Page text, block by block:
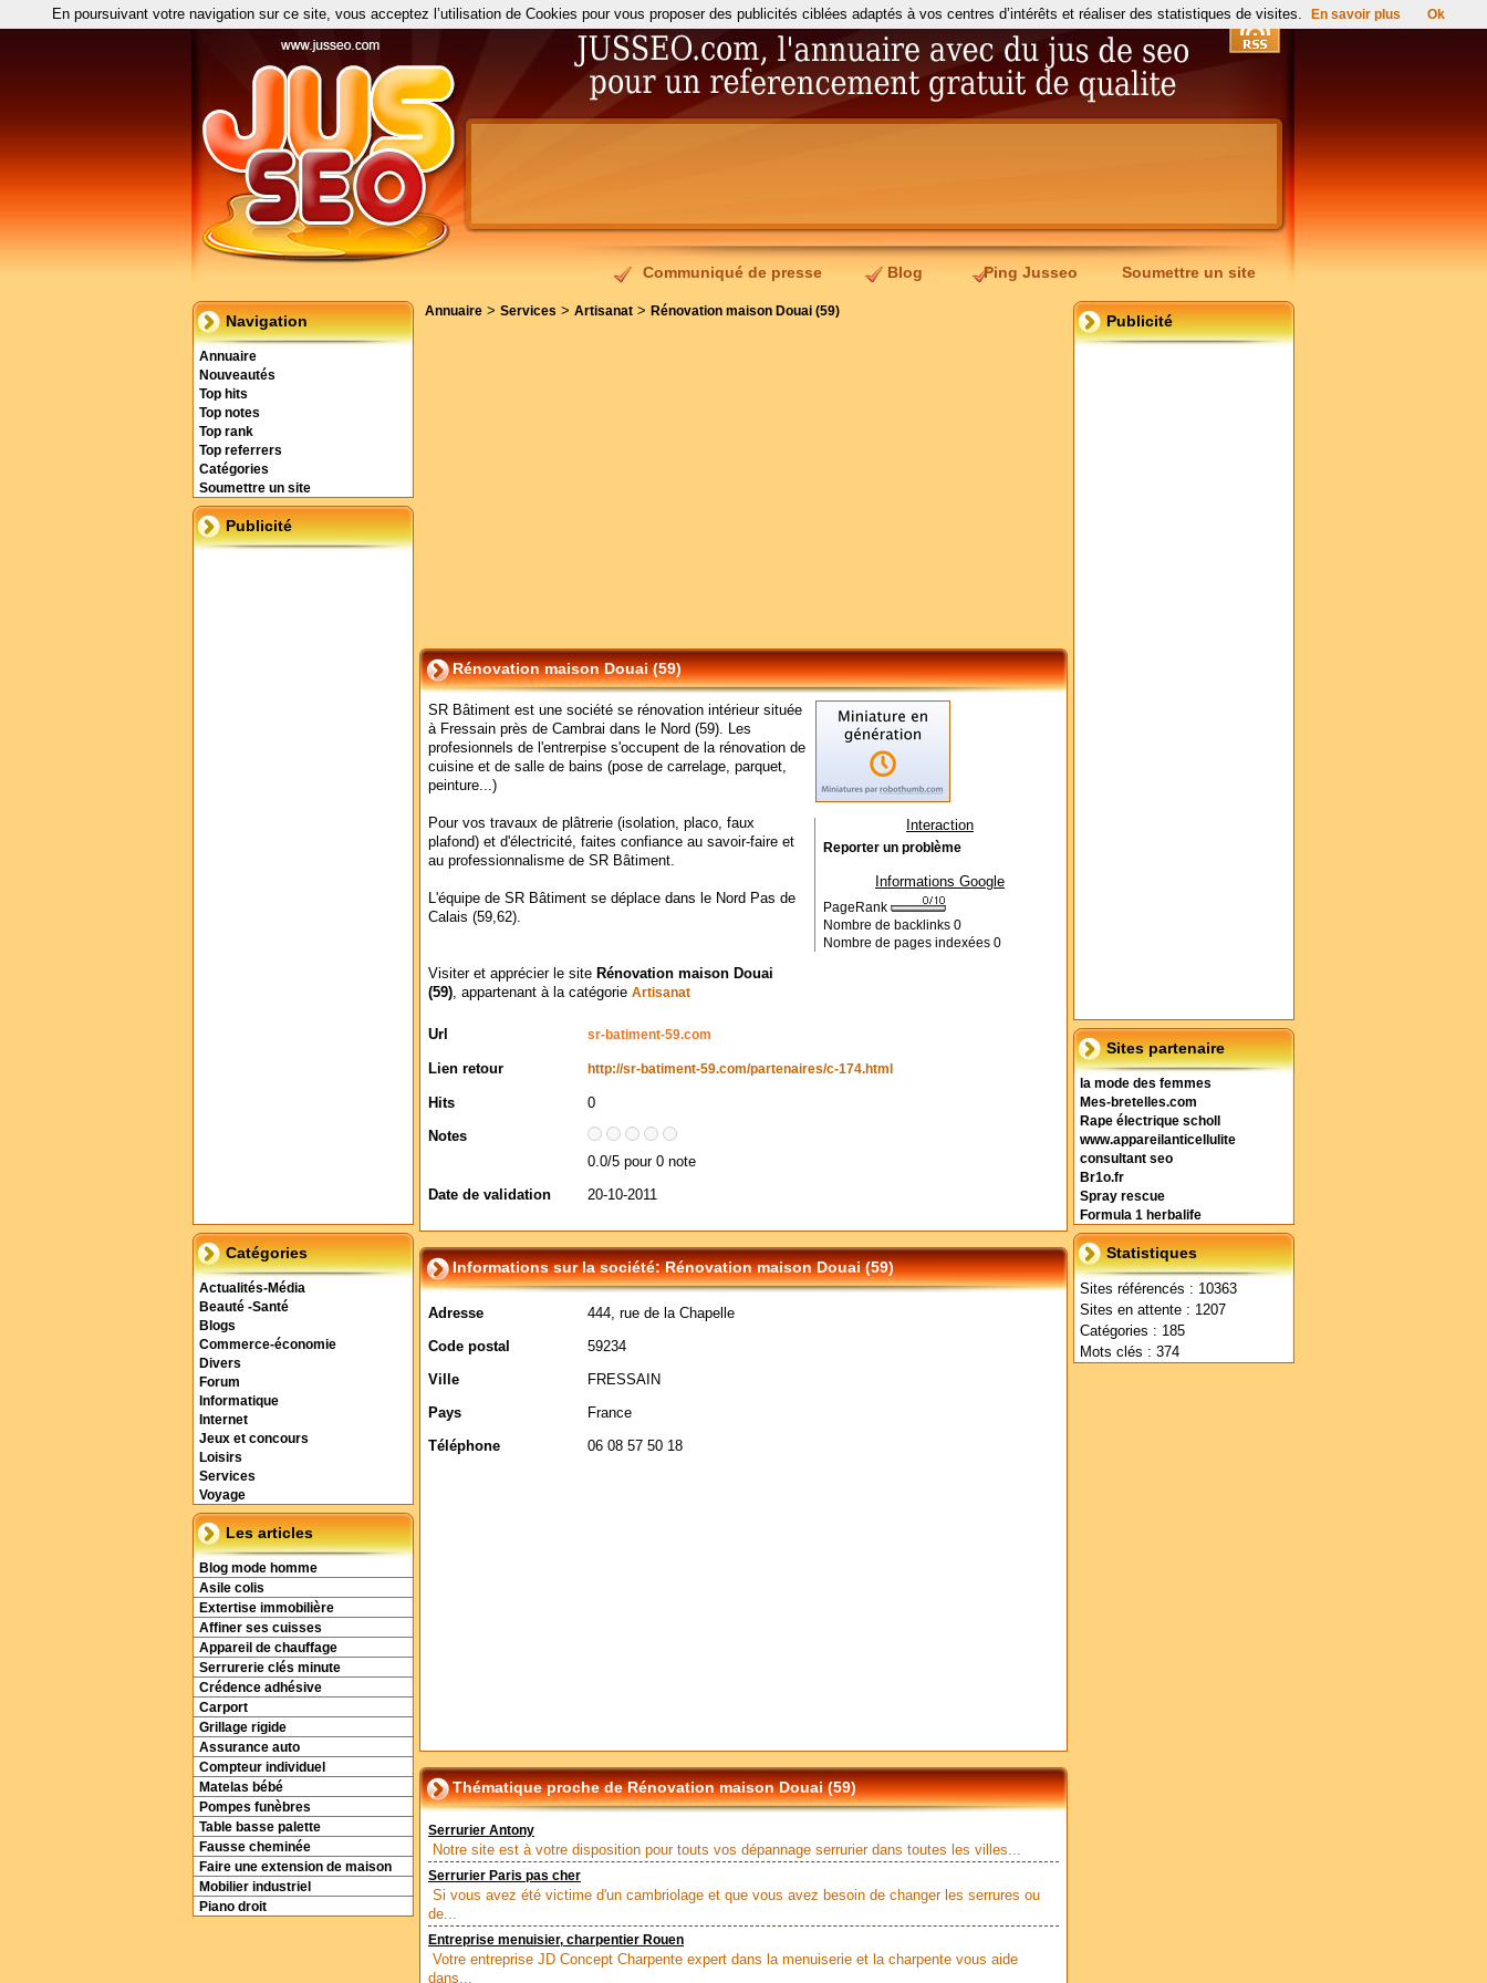
Communiqué de presse Blog Ping Jusseo Soumettre un site
Navigation
Annuaire
Nouveautés
Top hits
Top notes
Top rank
Top referrers
Catégories
Soumettre un site
Publicité
Catégories
Actualités-Média
Beauté -Santé
Blogs
Commerce-économie
Divers
Forum
Informatique
Internet
Jeux et concours
Loisirs
Services
Voyage
Les articles
Blog mode homme
Asile colis
Extertise immobilière
Affiner ses cuisses
Appareil de chauffage
Serrurerie clés minute
Crédence adhésive
Carport
Grillage rigide
Assurance auto
Compteur individuel
Matelas bébé
Pompes funèbres
Table basse palette
Fausse cheminée
Faire une extension de maison
Mobilier industriel
Piano droit
Publicité
Sites partenaire
la mode des femmes
Mes-bretelles.com
Rape électrique scholl
www.appareilanticellulite
consultant seo
Br1o.fr
Spray rescue
Formula 1 herbalife
Statistiques
Sites référencés : 10363
Sites en attente : 1207
Catégories : 185
Mots clés : 374
Annuaire > Services > Artisanat > Rénovation maison Douai (59)
Rénovation maison Douai (59)
SR Bâtiment est une société se rénovation intérieur située
à Fressain près de Cambrai dans le Nord (59). Les
profesionnels de l'entrerpise s'occupent de la rénovation de
cuisine et de salle de bains (pose de carrelage, parquet,
peinture...)
Pour vos travaux de plâtrerie (isolation, placo, faux
plafond) et d'électricité, faites confiance au savoir-faire et
au professionnalisme de SR Bâtiment.
L'équipe de SR Bâtiment se déplace dans le Nord Pas de
Calais (59,62).
Visiter et apprécier le site Rénovation maison Douai
(59), appartenant à la catégorie Artisanat
Url sr-batiment-59.com
Lien retour http://sr-batiment-59.com/partenaires/c-174.html
Hits
0
Notes
0.0/5 pour 0 note
Date de validation
20-10-2011
Interaction
Reporter un problème
Informations Google
PageRank
Nombre de backlinks 0
Nombre de pages indexées 0
Informations sur la société: Rénovation maison Douai (59)
Adresse
444, rue de la Chapelle
Code postal
59234
Ville
FRESSAIN
Pays
France
Téléphone
06 08 57 50 18
Thématique proche de Rénovation maison Douai (59)
Serrurier Antony
Notre site est à votre disposition pour touts vos dépannage serrurier dans toutes les villes...
Serrurier Paris pas cher
Si vous avez été victime d'un cambriolage et que vous avez besoin de changer les serrures ou
de...
Entreprise menuisier, charpentier Rouen
Votre entreprise JD Concept Charpente expert dans la menuiserie et la charpente vous aide
dans...
En poursuivant votre navigation sur ce site, vous acceptez l’utilisation de Cookies pour vous proposer des publicités ciblées adaptés à vos centres d’intérêts et réaliser des statistiques de visites. En savoir plus Ok